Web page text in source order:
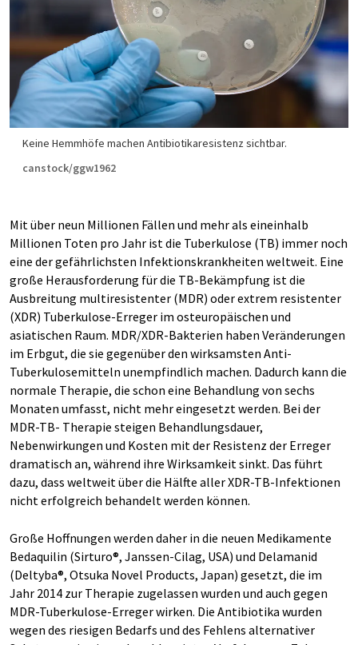
Keine Hemmhöfe machen Antibiotikaresistenz sichtbar.
canstock/ggw1962
Mit über neun Millionen Fällen und mehr als eineinhalb
Millionen Toten pro Jahr ist die Tuberkulose (TB) immer noch
eine der gefährlichsten Infektionskrankheiten weltweit. Eine
große Herausforderung für die TB-Bekämpfung ist die
Ausbreitung multiresistenter (MDR) oder extrem resistenter
(XDR) Tuberkulose-Erreger im osteuropäischen und
asiatischen Raum. MDR/XDR-Bakterien haben Veränderungen
im Erbgut, die sie gegenüber den wirksamsten Anti-
Tuberkulosemitteln unempfindlich machen. Dadurch kann die
normale Therapie, die schon eine Behandlung von sechs
Monaten umfasst, nicht mehr eingesetzt werden. Bei der
MDR-TB- Therapie steigen Behandlungsdauer,
Nebenwirkungen und Kosten mit der Resistenz der Erreger
dramatisch an, während ihre Wirksamkeit sinkt. Das führt
dazu, dass weltweit über die Hälfte aller XDR-TB-Infektionen
nicht erfolgreich behandelt werden können.
Große Hoffnungen werden daher in die neuen Medikamente
Bedaquilin (Sirturo®, Janssen-Cilag, USA) und Delamanid
(Deltyba®, Otsuka Novel Products, Japan) gesetzt, die im
Jahr 2014 zur Therapie zugelassen wurden und auch gegen
MDR-Tuberkulose-Erreger wirken. Die Antibiotika wurden
wegen des riesigen Bedarfs und des Fehlens alternativer